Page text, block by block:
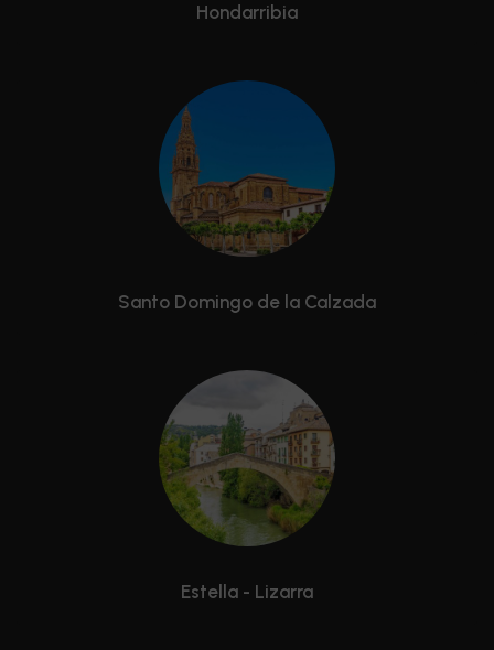
Hondarribia
Santo Domingo de la Calzada
Estella - Lizarra